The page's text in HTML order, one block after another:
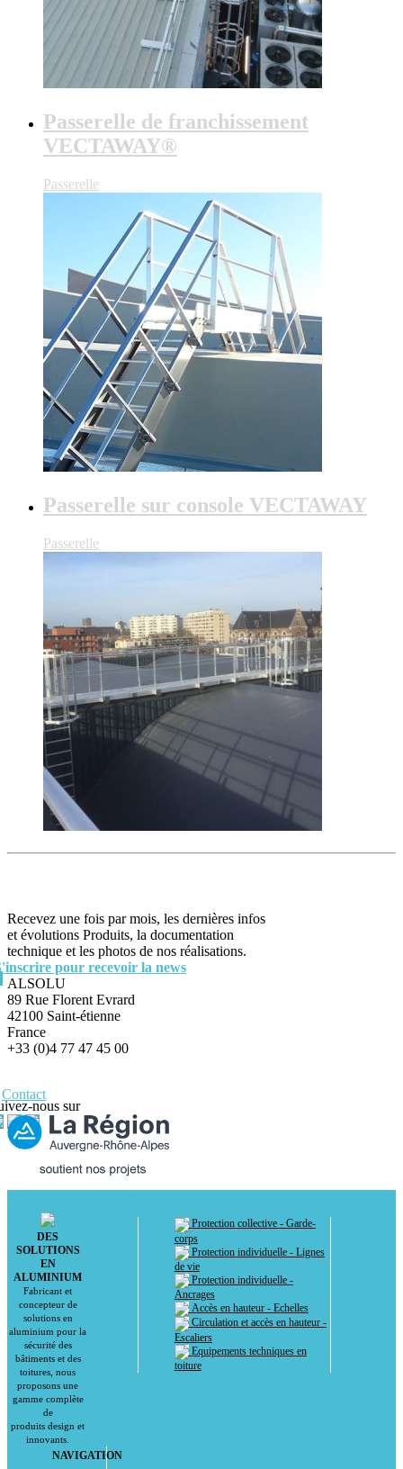
Passerelle de franchissement
VECTAWAY®
Passerelle
Passerelle sur console VECTAWAY
Passerelle
Recevez une fois par mois, les dernières infos
et évolutions Produits, la documentation
technique et les photos de nos réalisations.
pour recevoir la news
ALSOLU
89 Rue Florent Evrard
42100 Saint-étienne
France
+33 (0)4 77 47 45 00
Contact
nous sur
DES
SOLUTIONS
EN
ALUMINIUM
Fabricant et
concepteur de
solutions en
aluminium pour la
sécurité des
bâtiments et des
toitures, nous
proposons une
gamme complète
de
produits design et
innovants.
Protection collective - Garde-
corps
Protection individuelle - Lignes
de vie
Protection individuelle -
Ancrages
Accès en hauteur - Echelles
Circulation et accès en hauteur -
Escaliers
Equipements techniques en
toiture
NAVIGATION